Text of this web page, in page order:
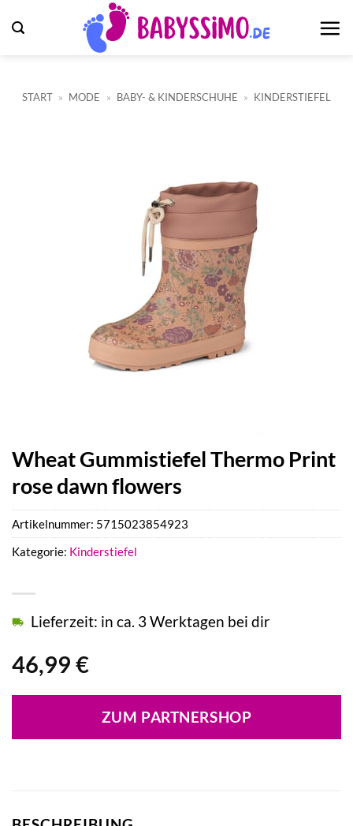
Inhalt
START » MODE » BABY- & KINDERSCHUHE » KINDERSTIEFEL
Wheat Gummistiefel Thermo Print
rose dawn flowers
46,99 €
Lieferzeit: in ca. 3 Werktagen bei dir
ZUM PARTNERSHOP
Artikelnummer: 5715023854923
Kategorie: Kinderstiefel